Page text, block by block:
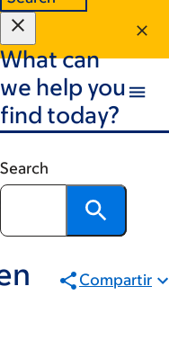
What can
we help you
find today?
Search
la comunidad
Compartir